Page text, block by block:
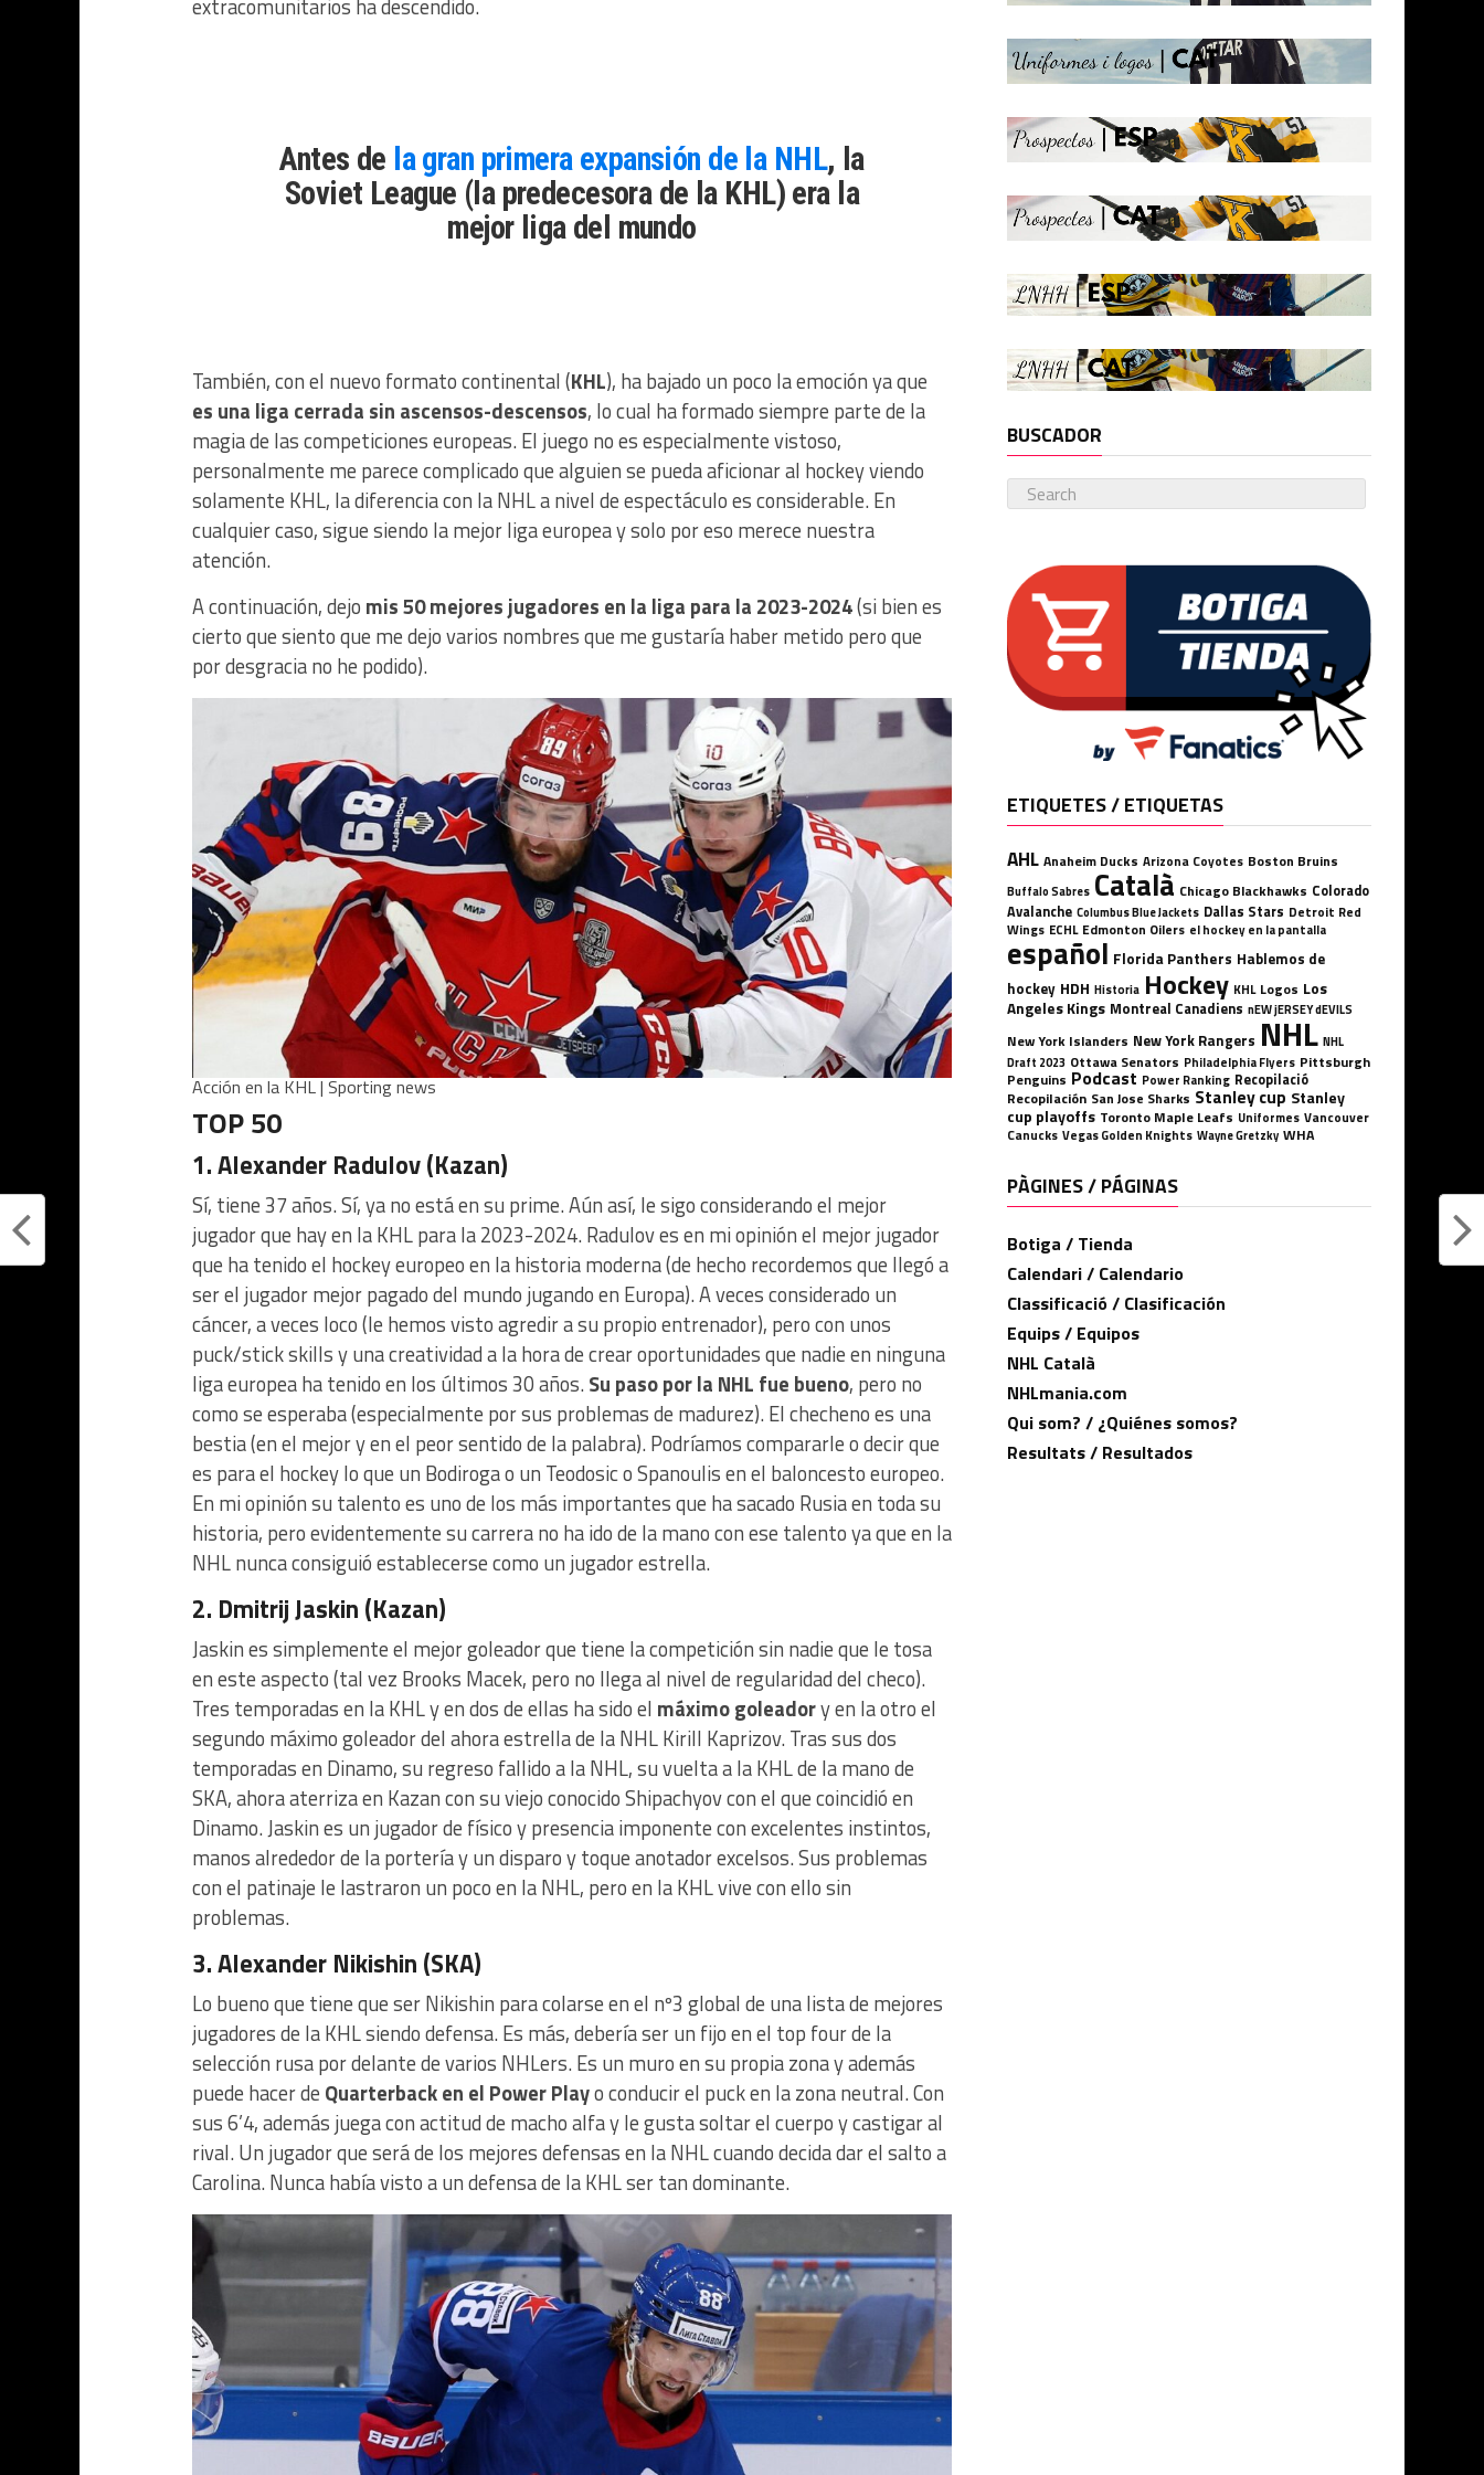
extracomunitarios ha descendido.
Antes de la gran primera expansión de la NHL, la
Soviet League (la predecesora de la KHL) era la
mejor liga del mundo
También, con el nuevo formato continental (KHL), ha bajado un poco la emoción ya que
es una liga cerrada sin ascensos-descensos, lo cual ha formado siempre parte de la
magia de las competiciones europeas. El juego no es especialmente vistoso,
personalmente me parece complicado que alguien se pueda aficionar al hockey viendo
solamente KHL, la diferencia con la NHL a nivel de espectáculo es considerable. En
cualquier caso, sigue siendo la mejor liga europea y solo por eso merece nuestra
atención.
A continuación, dejo mis 50 mejores jugadores en la liga para la 2023-2024(si bien es
cierto que siento que me dejo varios nombres que me gustaría haber metido pero que
por desgracia no he podido).
Acción en la KHL | Sporting news
TOP 50
1. Alexander Radulov (Kazan)
Sí, tiene 37 años. Sí, ya no está en su prime. Aún así, le sigo considerando el mejor
jugador que hay en la KHL para la 2023-2024. Radulov es en mi opinión el mejor jugador
que ha tenido el hockey europeo en la historia moderna (de hecho recordemos que llegó a
ser el jugador mejor pagado del mundo jugando en Europa). A veces considerado un
cáncer, a veces loco (le hemos visto agredir a su propio entrenador), pero con unos
puck/stick skills y una creatividad a la hora de crear oportunidades que nadie en ninguna
liga europea ha tenido en los últimos 30 años.Su paso por la NHL fue bueno, pero no
como se esperaba (especialmente por sus problemas de madurez). El checheno es una
bestia (en el mejor y en el peor sentido de la palabra). Podríamos compararle o decir que
es para el hockey lo que un Bodiroga o un Teodosic o Spanoulis en el baloncesto europeo.
En mi opinión su talento es uno de los más importantes que ha sacado Rusia en toda su
historia, pero evidentemente su carrera no ha ido de la mano con ese talento ya que en la
NHL nunca consiguió establecerse como un jugador estrella.
2. Dmitrij Jaskin (Kazan)
Jaskin es simplemente el mejor goleador que tiene la competición sin nadie que le tosa
en este aspecto (tal vez Brooks Macek, pero no llega al nivel de regularidad del checo).
Tres temporadas en la KHL y en dos de ellas ha sido el máximo goleadory en la otro el
segundo máximo goleador del ahora estrella de la NHL Kirill Kaprizov. Tras sus dos
temporadas en Dinamo, su regreso fallido a la NHL, su vuelta a la KHL de la mano de
SKA, ahora aterriza en Kazan con su viejo conocido Shipachyov con el que coincidió en
Dinamo. Jaskin es un jugador de físico y presencia imponente con excelentes instintos,
manos alrededor de la portería y un disparo y toque anotador excelsos. Sus problemas
con el patinaje le lastraron un poco en la NHL, pero en la KHL vive con ello sin
problemas.
3. Alexander Nikishin (SKA)
Lo bueno que tiene que ser Nikishin para colarse en el nº3 global de una lista de mejores
jugadores de la KHL siendo defensa. Es más, debería ser un fijo en el top four de la
selección rusa por delante de varios NHLers. Es un muro en su propia zona y además
puede hacer de Quarterback en el Power Playo conducir el puck en la zona neutral. Con
sus 6’4, además juega con actitud de macho alfa y le gusta soltar el cuerpo y castigar al
rival. Un jugador que será de los mejores defensas en la NHL cuando decida dar el salto a
Carolina. Nunca había visto a un defensa de la KHL ser tan dominante.
BUSCADOR
ETIQUETES / ETIQUETAS
AHL Anaheim Ducks Arizona Coyotes Boston Bruins
Buffalo Sabres Català Chicago Blackhawks Colorado
Avalanche Columbus Blue Jackets Dallas Stars Detroit Red
Wings ECHL Edmonton Oilers el hockey en la pantalla
español Florida Panthers Hablemos de
hockey HDH Historia Hockey KHL Logos Los
Angeles Kings Montreal Canadiens nEW jERSEY dEVILS
New York Islanders New York Rangers NHL NHL
Draft 2023 Ottawa Senators Philadelphia Flyers Pittsburgh
Penguins Podcast Power Ranking Recopilació
Recopilación San Jose Sharks Stanley cup Stanley
cup playoffs Toronto Maple Leafs Uniformes Vancouver
Canucks Vegas Golden Knights Wayne Gretzky WHA
PÀGINES / PÁGINAS
Botiga / Tienda
Calendari / Calendario
Classificació / Clasificación
Equips / Equipos
NHL Català
NHLmania.com
Qui som? / ¿Quiénes somos?
Resultats / Resultados